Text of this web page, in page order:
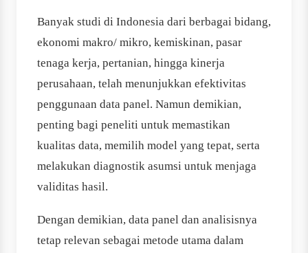
Banyak studi di Indonesia dari berbagai bidang,
ekonomi makro/ mikro, kemiskinan, pasar
tenaga kerja, pertanian, hingga kinerja
perusahaan, telah menunjukkan efektivitas
penggunaan data panel. Namun demikian,
penting bagi peneliti untuk memastikan
kualitas data, memilih model yang tepat, serta
melakukan diagnostik asumsi untuk menjaga
validitas hasil.
Dengan demikian, data panel dan analisisnya
tetap relevan sebagai metode utama dalam